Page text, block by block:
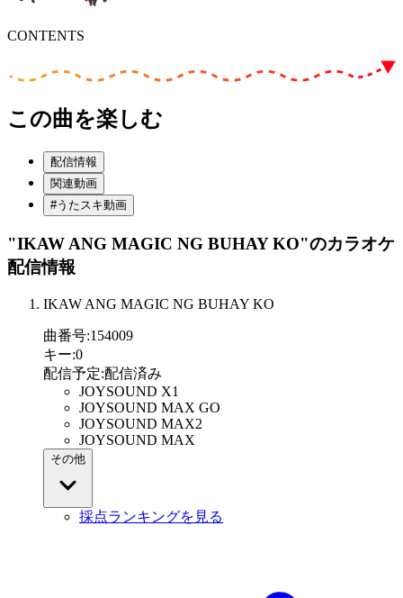
CONTENTS
この曲を楽しむ
配信情報
関連動画
#うたスキ動画
"IKAW ANG MAGIC NG BUHAY KO"のカラオケ
配信情報
IKAW ANG MAGIC NG BUHAY KO
曲番号:154009
キー:0
配信予定:配信済み
JOYSOUND X1
JOYSOUND MAX GO
JOYSOUND MAX2
JOYSOUND MAX
その他
採点ランキングを見る